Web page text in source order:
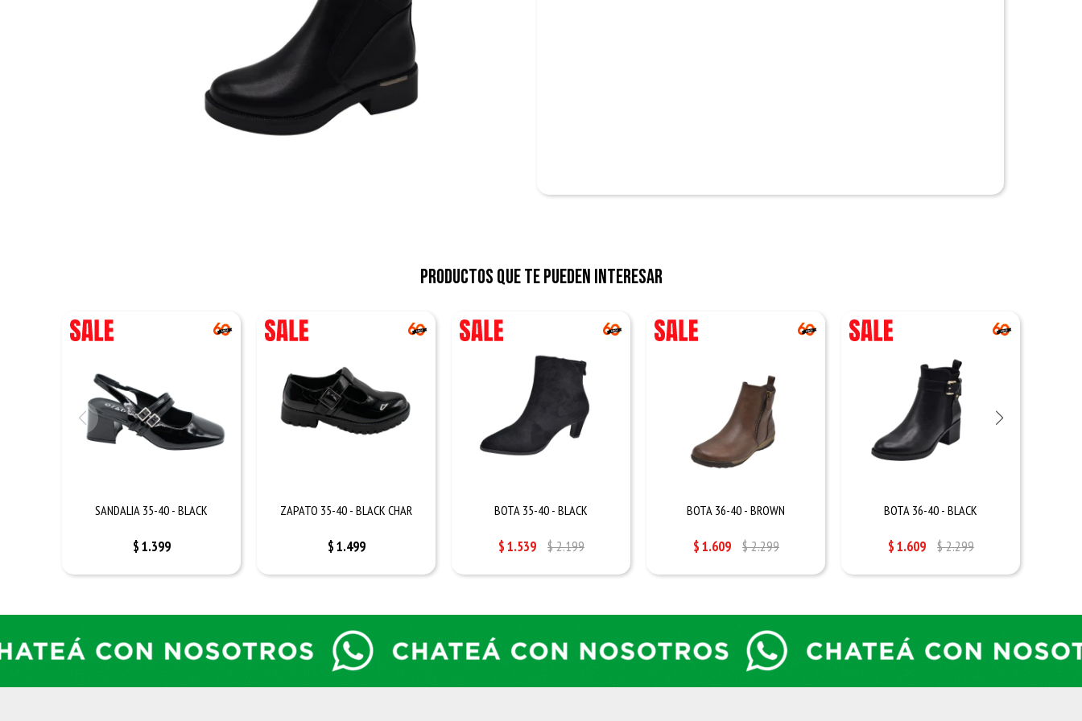
Productos que te pueden interesar
SANDALIA 35-40 - BLACK
$1.399
ZAPATO 35-40 - BLACK CHAR
$1.499
BOTA 35-40 - BLACK
$1.539 $2.199
BOTA 36-40 - BROWN
$1.609 $2.299
BOTA 36-40 - BLACK
$1.609 $2.299